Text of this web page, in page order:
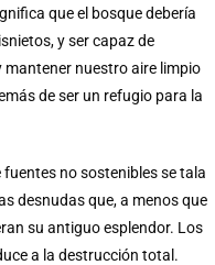
que el bosque debería
y ser capaz de
mantener nuestro aire limpio
de ser un refugio para la
no sostenibles se tala
desnudas que, a menos que
su antiguo esplendor. Los
a la destrucción total.